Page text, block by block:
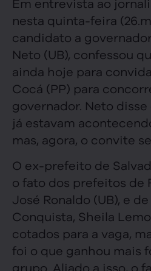
nesta quinta-feira
candidato a
Neto (UB), confessou
ainda hoje para
Cocá (PP) para
governador. Neto
já estavam
mas, agora, o convite
O ex-prefeito de
o fato dos prefeitos de
José Ronaldo (UB), e
Conquista, Sheila
cotados para a vaga,
foi o que ganhou mais
grupo. Aliado a isso, o